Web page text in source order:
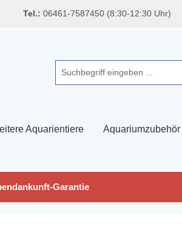
Tel.: 06461-7587450 (8:30-12:30 Uhr)
Aquarientiere Aquariumzubehör
Garantie